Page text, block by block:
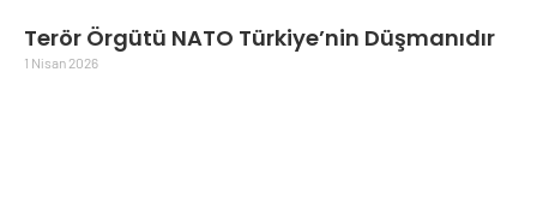
Terör Örgütü NATO Türkiye’nin Düşmanıdır
1 Nisan 2026